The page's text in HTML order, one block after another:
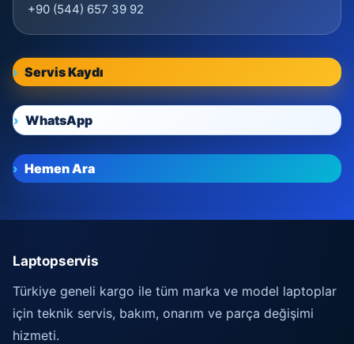
+90 (544) 657 39 92
Servis Kaydı
WhatsApp
Hemen Ara
Laptopservis
Türkiye geneli kargo ile tüm marka ve model laptoplar
için teknik servis, bakım, onarım ve parça değişimi
hizmeti.